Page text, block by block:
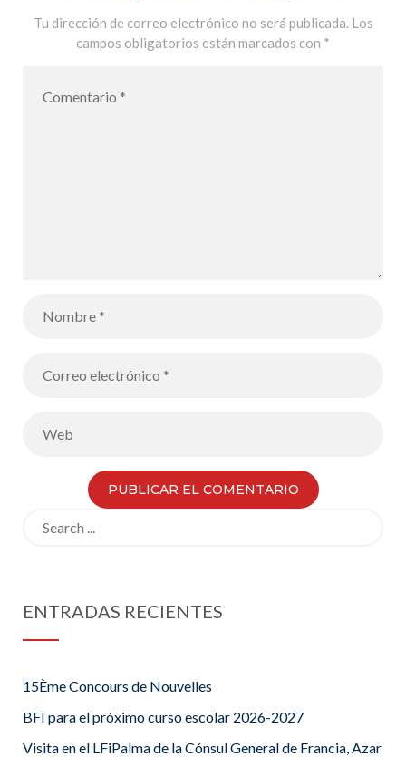
Tu dirección de correo electrónico no será publicada. Los
campos obligatorios están marcados con *
ENTRADAS RECIENTES
15Ème Concours de Nouvelles
BFI para el próximo curso escolar 2026-2027
Visita en el LFiPalma de la Cónsul General de Francia, Azar